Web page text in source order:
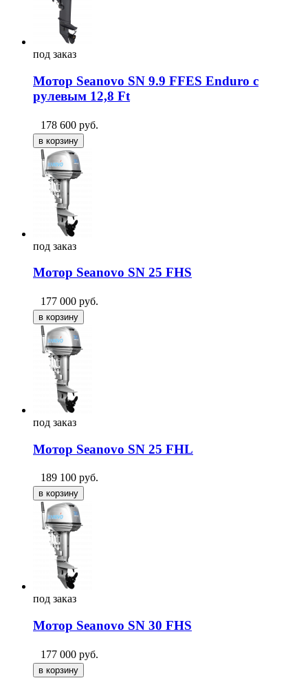
под заказ
Мотор Seanovo SN 9.9 FFES Enduro с
рулевым 12,8 Ft
178 600 руб.
под заказ
Мотор Seanovo SN 25 FHS
177 000 руб.
под заказ
Мотор Seanovo SN 25 FHL
189 100 руб.
под заказ
Мотор Seanovo SN 30 FHS
177 000 руб.